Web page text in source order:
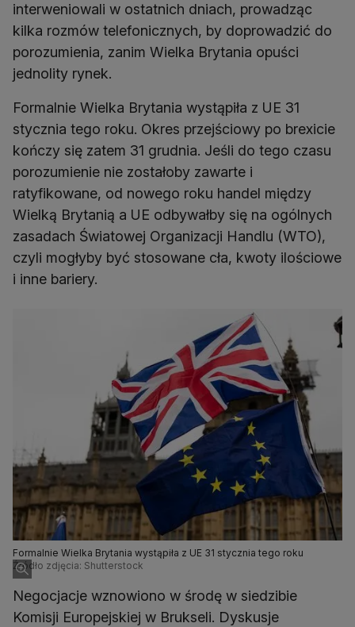
interweniowali w ostatnich dniach, prowadząc
kilka rozmów telefonicznych, by doprowadzić do
porozumienia, zanim Wielka Brytania opuści
jednolity rynek.
Formalnie Wielka Brytania wystąpiła z UE 31
stycznia tego roku. Okres przejściowy po brexicie
kończy się zatem 31 grudnia. Jeśli do tego czasu
porozumienie nie zostałoby zawarte i
ratyfikowane, od nowego roku handel między
Wielką Brytanią a UE odbywałby się na ogólnych
zasadach Światowej Organizacji Handlu (WTO),
czyli mogłyby być stosowane cła, kwoty ilościowe
i inne bariery.
Formalnie Wielka Brytania wystąpiła z UE 31 stycznia tego roku
Źródło zdjęcia: Shutterstock
Negocjacje wznowiono w środę w siedzibie
Komisji Europejskiej w Brukseli. Dyskusje